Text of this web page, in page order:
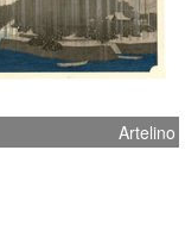
Artelino